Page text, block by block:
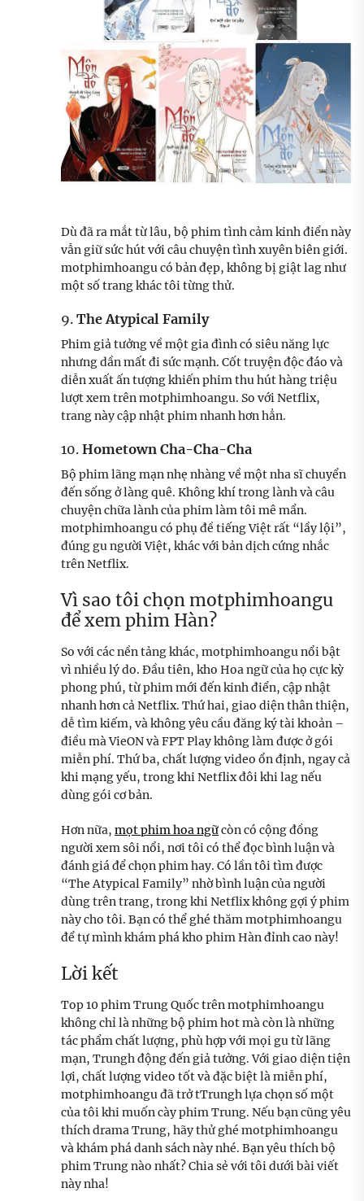
Dù đã ra mắt từ lâu, bộ phim tình cảm kinh điển này
vẫn giữ sức hút với câu chuyện tình xuyên biên giới.
motphimhoangu có bản đẹp, không bị giật lag như
một số trang khác tôi từng thử.
9. The Atypical Family
Phim giả tưởng về một gia đình có siêu năng lực
nhưng dần mất đi sức mạnh. Cốt truyện độc đáo và
diễn xuất ấn tượng khiến phim thu hút hàng triệu
lượt xem trên motphimhoangu. So với Netflix,
trang này cập nhật phim nhanh hơn hẳn.
10. Hometown Cha-Cha-Cha
Bộ phim lãng mạn nhẹ nhàng về một nha sĩ chuyển
đến sống ở làng quê. Không khí trong lành và câu
chuyện chữa lành của phim làm tôi mê mẩn.
motphimhoangu có phụ đề tiếng Việt rất “lầy lội”,
đúng gu người Việt, khác với bản dịch cứng nhắc
trên Netflix.
Vì sao tôi chọn motphimhoangu
để xem phim Hàn?
So với các nền tảng khác, motphimhoangu nổi bật
vì nhiều lý do. Đầu tiên, kho Hoa ngữ của họ cực kỳ
phong phú, từ phim mới đến kinh điển, cập nhật
nhanh hơn cả Netflix. Thứ hai, giao diện thân thiện,
dễ tìm kiếm, và không yêu cầu đăng ký tài khoản –
điều mà VieON và FPT Play không làm được ở gói
miễn phí. Thứ ba, chất lượng video ổn định, ngay cả
khi mạng yếu, trong khi Netflix đôi khi lag nếu
dùng gói cơ bản.
Hơn nữa, mọt phim hoa ngữcòn có cộng đồng
người xem sôi nổi, nơi tôi có thể đọc bình luận và
đánh giá để chọn phim hay. Có lần tôi tìm được
“The Atypical Family” nhờ bình luận của người
dùng trên trang, trong khi Netflix không gợi ý phim
này cho tôi. Bạn có thể ghé thăm motphimhoangu
để tự mình khám phá kho phim Hàn đỉnh cao này!
Lời kết
Top 10 phim Trung Quốc trên motphimhoangu
không chỉ là những bộ phim hot mà còn là những
tác phẩm chất lượng, phù hợp với mọi gu từ lãng
mạn, Trungh động đến giả tưởng. Với giao diện tiện
lợi, chất lượng video tốt và đặc biệt là miễn phí,
motphimhoangu đã trở tTrungh lựa chọn số một
của tôi khi muốn cày phim Trung. Nếu bạn cũng yêu
thích drama Trung, hãy thử ghé motphimhoangu
và khám phá danh sách này nhé. Bạn yêu thích bộ
phim Trung nào nhất? Chia sẻ với tôi dưới bài viết
này nha!